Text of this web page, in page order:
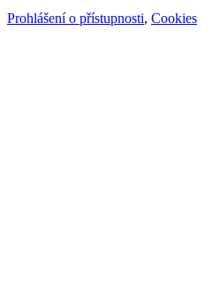
Prohlášení o přístupnosti, Cookies